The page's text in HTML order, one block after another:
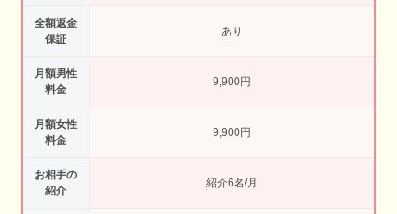
全額返金
保証
あり
月額男性
料金
9,900円
月額女性
料金
9,900円
お相手の
紹介
紹介6名/月